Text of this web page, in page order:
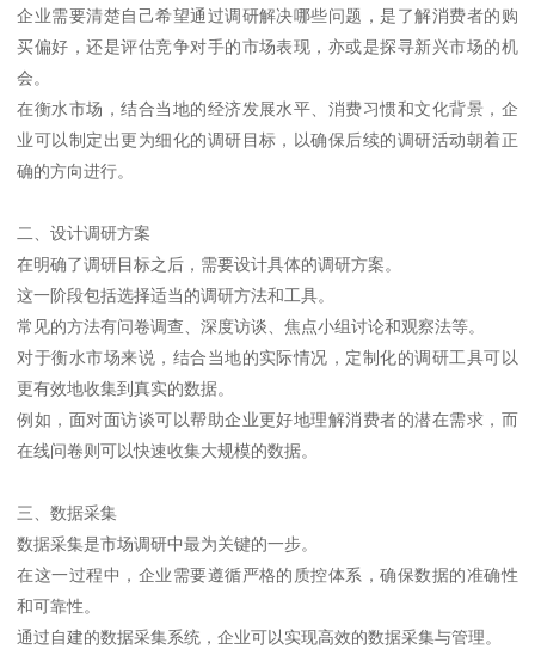
企业需要清楚自己希望通过调研解决哪些问题，是了解消费者的购
买偏好，还是评估竞争对手的市场表现，亦或是探寻新兴市场的机
会。
在衡水市场，结合当地的经济发展水平、消费习惯和文化背景，企
业可以制定出更为细化的调研目标，以确保后续的调研活动朝着正
确的方向进行。
二、设计调研方案
在明确了调研目标之后，需要设计具体的调研方案。
这一阶段包括选择适当的调研方法和工具。
常见的方法有问卷调查、深度访谈、焦点小组讨论和观察法等。
对于衡水市场来说，结合当地的实际情况，定制化的调研工具可以
更有效地收集到真实的数据。
例如，面对面访谈可以帮助企业更好地理解消费者的潜在需求，而
在线问卷则可以快速收集大规模的数据。
三、数据采集
数据采集是市场调研中最为关键的一步。
在这一过程中，企业需要遵循严格的质控体系，确保数据的准确性
和可靠性。
通过自建的数据采集系统，企业可以实现高效的数据采集与管理。